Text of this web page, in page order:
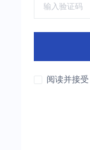
阅读并接受